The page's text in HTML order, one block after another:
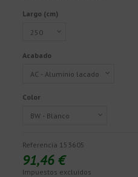
Largo (cm)
Acabado
Color
Referencia 153605
91,46 €
Impuestos excluidos